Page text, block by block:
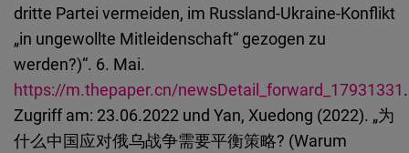
dritte Partei vermeiden, im Russland-Ukraine-Konflikt
„in ungewollte Mitleidenschaft“ gezogen zu
werden?)“. 6. Mai.
https://m.thepaper.cn/newsDetail_forward_17931331.
Zugriff am: 23.06.2022 und Yan, Xuedong (2022). „为
什么中国应对俄乌战争需要平衡策略? (Warum